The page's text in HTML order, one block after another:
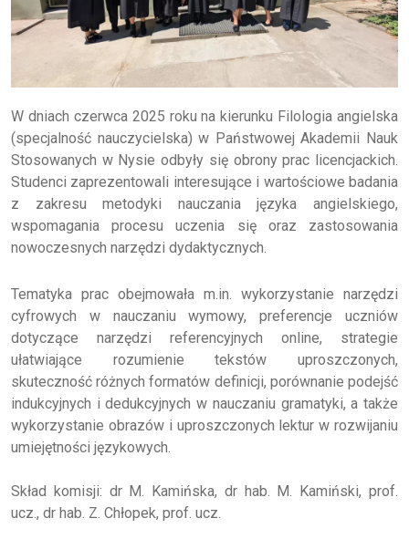
W dniach czerwca 2025 roku na kierunku Filologia angielska
(specjalność nauczycielska) w Państwowej Akademii Nauk
Stosowanych w Nysie odbyły się obrony prac licencjackich.
Studenci zaprezentowali interesujące i wartościowe badania
z zakresu metodyki nauczania języka angielskiego,
wspomagania procesu uczenia się oraz zastosowania
nowoczesnych narzędzi dydaktycznych.
Tematyka prac obejmowała m.in. wykorzystanie narzędzi
cyfrowych w nauczaniu wymowy, preferencje uczniów
dotyczące narzędzi referencyjnych online, strategie
ułatwiające rozumienie tekstów uproszczonych,
skuteczność różnych formatów definicji, porównanie podejść
indukcyjnych i dedukcyjnych w nauczaniu gramatyki, a także
wykorzystanie obrazów i uproszczonych lektur w rozwijaniu
umiejętności językowych.
Skład komisji: dr M. Kamińska, dr hab. M. Kamiński, prof.
ucz., dr hab. Z. Chłopek, prof. ucz.